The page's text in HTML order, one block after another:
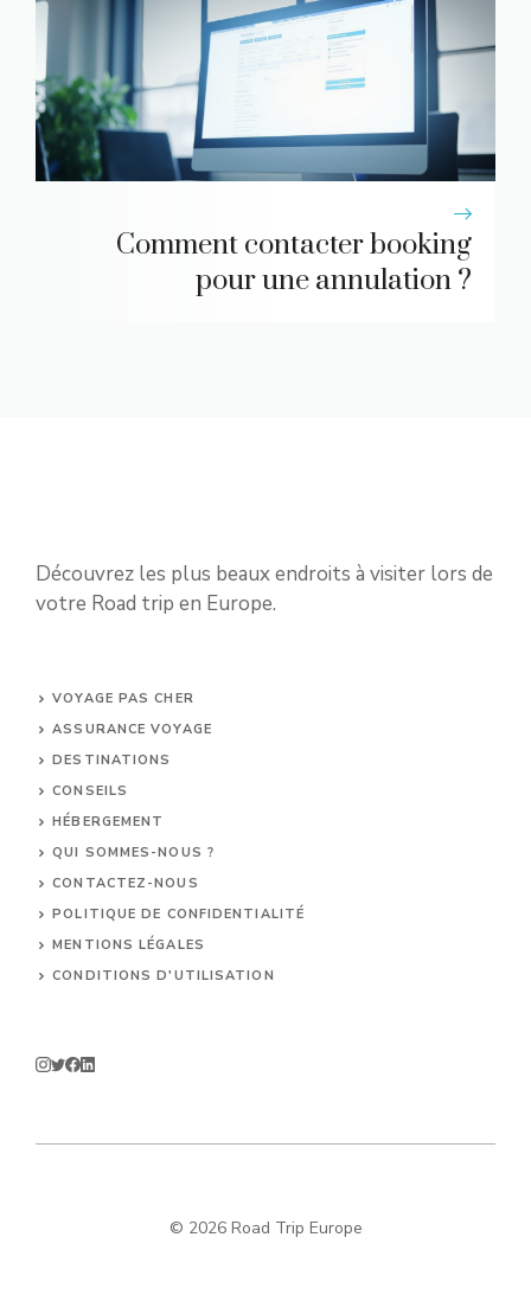
Comment contacter booking
pour une annulation ?
Découvrez les plus beaux endroits à visiter lors de
votre Road trip en Europe.
VOYAGE PAS CHER
ASSURANCE VOYAGE
DESTINATIONS
CONSEILS
HÉBERGEMENT
QUI SOMMES-NOUS ?
CONTACTEZ-NOUS
POLITIQUE DE CONFIDENTIALITÉ
MENTIONS LÉGALES
CONDITIONS D'UTILISATION
© 2026 Road Trip Europe